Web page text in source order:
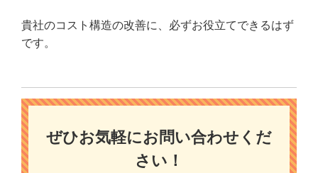
貴社のコスト構造の改善に、必ずお役立てできるはず
です。
ぜひお気軽にお問い合わせくだ
さい！